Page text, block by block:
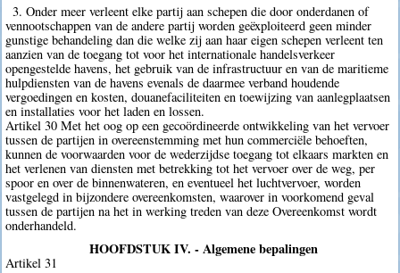
3. Onder meer verleent elke partij aan schepen die door onderdanen of
vennootschappen van de andere partij worden geëxploiteerd geen minder
gunstige behandeling dan die welke zij aan haar eigen schepen verleent ten
aanzien van de toegang tot voor het internationale handelsverkeer
opengestelde havens, het gebruik van de infrastructuur en van de maritieme
hulpdiensten van de havens evenals de daarmee verband houdende
vergoedingen en kosten, douanefaciliteiten en toewijzing van aanlegplaatsen
en installaties voor het laden en lossen.
Artikel 30 Met het oog op een gecoördineerde ontwikkeling van het vervoer
tussen de partijen in overeenstemming met hun commerciële behoeften,
kunnen de voorwaarden voor de wederzijdse toegang tot elkaars markten en
het verlenen van diensten met betrekking tot het vervoer over de weg, per
spoor en over de binnenwateren, en eventueel het luchtvervoer, worden
vastgelegd in bijzondere overeenkomsten, waarover in voorkomend geval
tussen de partijen na het in werking treden van deze Overeenkomst wordt
onderhandeld.
HOOFDSTUK IV. - Algemene bepalingen
Artikel 31